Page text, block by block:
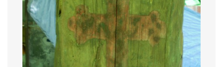
MÍSTO PRO VAŠE VZKAZY!!
DOKUMENTY OVJK